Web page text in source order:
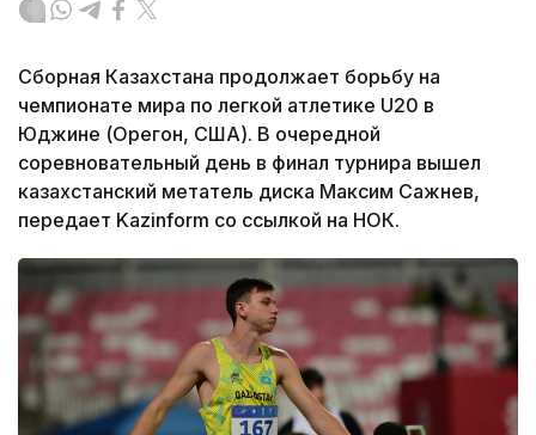
Сборная Казахстана продолжает борьбу на
чемпионате мира по легкой атлетике U20 в
Юджине (Орегон, США). В очередной
соревновательный день в финал турнира вышел
казахстанский метатель диска Максим Сажнев,
передает Kazinform со ссылкой на НОК.